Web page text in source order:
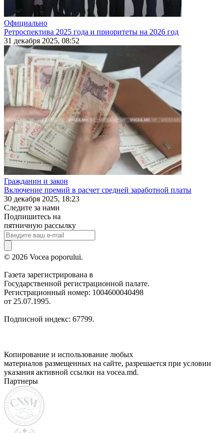
Официально
Ретроспектива 2025 года и приоритеты на 2026 год
31 декабря 2025, 08:52
Гражданин и закон
Включение премий в расчет средней заработной платы
30 декабря 2025, 18:23
Следите за нами
Подпишитесь на
пятничную рассылку
© 2026 Vocea poporului.
Газета зарегистрирована в
Государственной регистрационной палате.
Регистрационный номер: 1004600040498
от 25.07.1995.
Подписной индекс: 67799.
Копирование и использование любых
материалов размещенных на сайте, разрешается при условии
указания активной ссылки на vocea.md.
Партнеры